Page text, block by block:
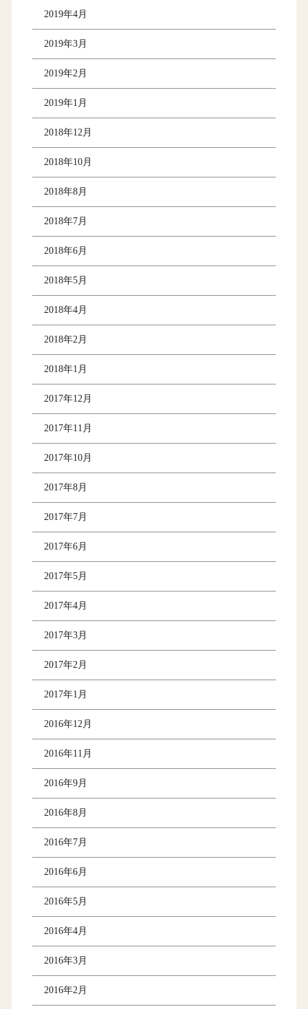
2019年4月
2019年3月
2019年2月
2019年1月
2018年12月
2018年10月
2018年8月
2018年7月
2018年6月
2018年5月
2018年4月
2018年2月
2018年1月
2017年12月
2017年11月
2017年10月
2017年8月
2017年7月
2017年6月
2017年5月
2017年4月
2017年3月
2017年2月
2017年1月
2016年12月
2016年11月
2016年9月
2016年8月
2016年7月
2016年6月
2016年5月
2016年4月
2016年3月
2016年2月